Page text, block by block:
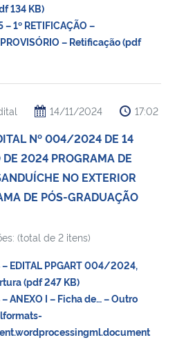
134 KB)
1º RETIFICAÇÃO –
– Retificação (pdf
14/11/2024 17:02
Nº 004/2024 DE 14
2024 PROGRAMA DE
NO EXTERIOR
DE PÓS-GRADUAÇÃO
(total de 2 itens)
EDITAL PPGART 004/2024,
(pdf 247 KB)
I – Ficha de… – Outro